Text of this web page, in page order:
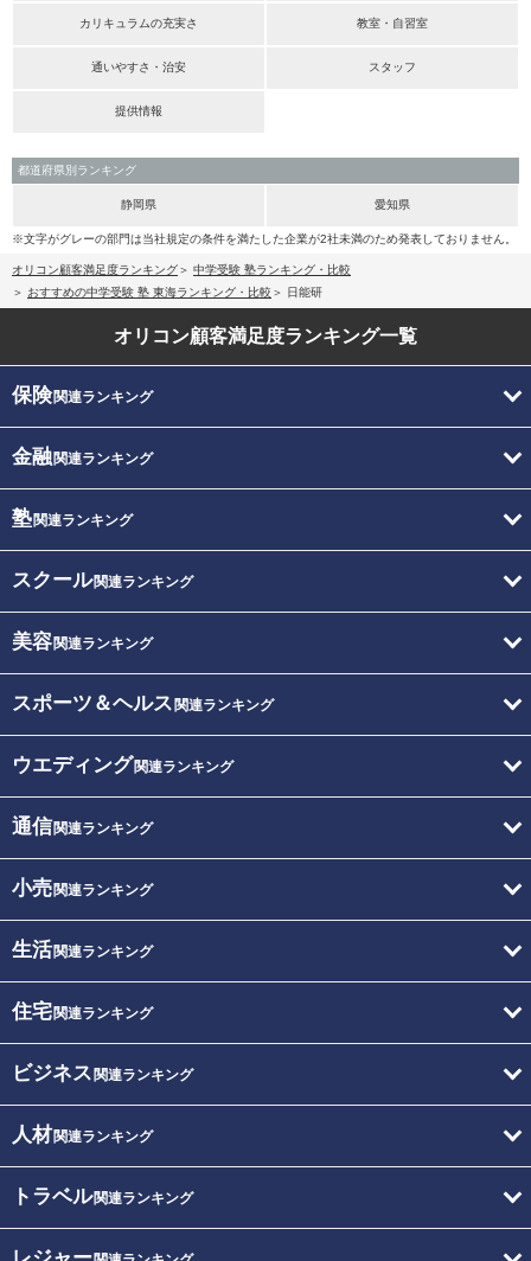
カリキュラムの充実さ 教室・自習室
通いやすさ・治安 スタッフ
提供情報
都道府県別ランキング
静岡県 愛知県
※文字がグレーの部門は当社規定の条件を満たした企業が2社未満のため発表しておりません。
オリコン顧客満足度ランキング
中学受験 塾ランキング・比較
おすすめの中学受験 塾 東海ランキング・比較
日能研
オリコン顧客満足度ランキング一覧
保険関連ランキング
金融関連ランキング
塾関連ランキング
スクール関連ランキング
美容関連ランキング
スポーツ＆ヘルス 関連ランキング
ウエディング関連ランキング
通信関連ランキング
小売関連ランキング
生活関連ランキング
住宅関連ランキング
ビジネス 関連ランキング
人材関連ランキング
トラベル関連ランキング